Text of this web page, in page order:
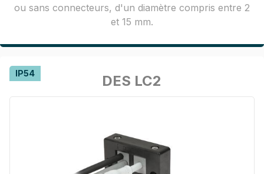
ou sans connecteurs, d'un diamètre compris entre 2
et 15 mm.
DES LC2
IP54